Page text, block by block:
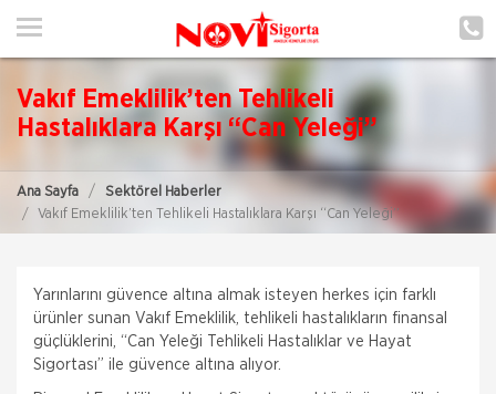
ANA SAYFA
HİZMETLERİMİZ
POLIÇE HATIRLAT
İLETIŞIM
ŞUBE BAŞVURUSU
MÜŞTERI GIRIŞI
Vakıf Emeklilik’ten Tehlikeli
Hastalıklara Karşı “Can Yeleği”
Ana Sayfa
Sektörel Haberler
Vakıf Emeklilik’ten Tehlikeli Hastalıklara Karşı “Can Yeleği”
Yarınlarını güvence altına almak isteyen herkes için farklı
ürünler sunan Vakıf Emeklilik, tehlikeli hastalıkların finansal
güçlüklerini, “Can Yeleği Tehlikeli Hastalıklar ve Hayat
Sigortası” ile güvence altına alıyor.